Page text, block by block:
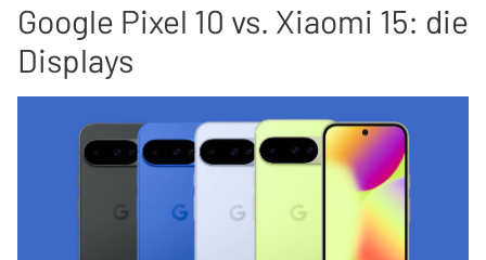
Google Pixel 10 vs. Xiaomi 15: die
Displays